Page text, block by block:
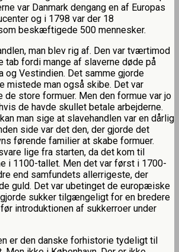
var Danmark dengang en af Europas
og i 1798 var der 18
beskæftigede 500 mennesker.
man blev rig af. Den var tværtimod
tab fordi mange af slaverne døde på
og Vestindien. Det samme gjorde
mistede man også skibe. Det var
de store formuer. Men den formue var jo
de havde skullet betale arbejderne.
man sige at slavehandlen var en dårlig
side var det den, der gjorde det
førende familier at skabe formuer.
lige fra starten, da det kom til
i 1100-tallet. Men det var først i 1700-
end samfundets allerrigeste, der
guld. Det var ubetinget de europæiske
sukker tilgængeligt for en bredere
introduktionen af sukkerroer under
er den danske forhistorie tydeligt til